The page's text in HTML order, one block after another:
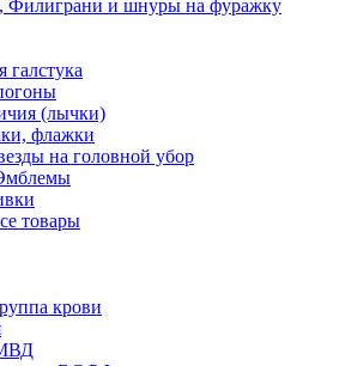
Филиграни и шнуры на фуражку
(лычки)
флажки
на головной убор
товары
крови